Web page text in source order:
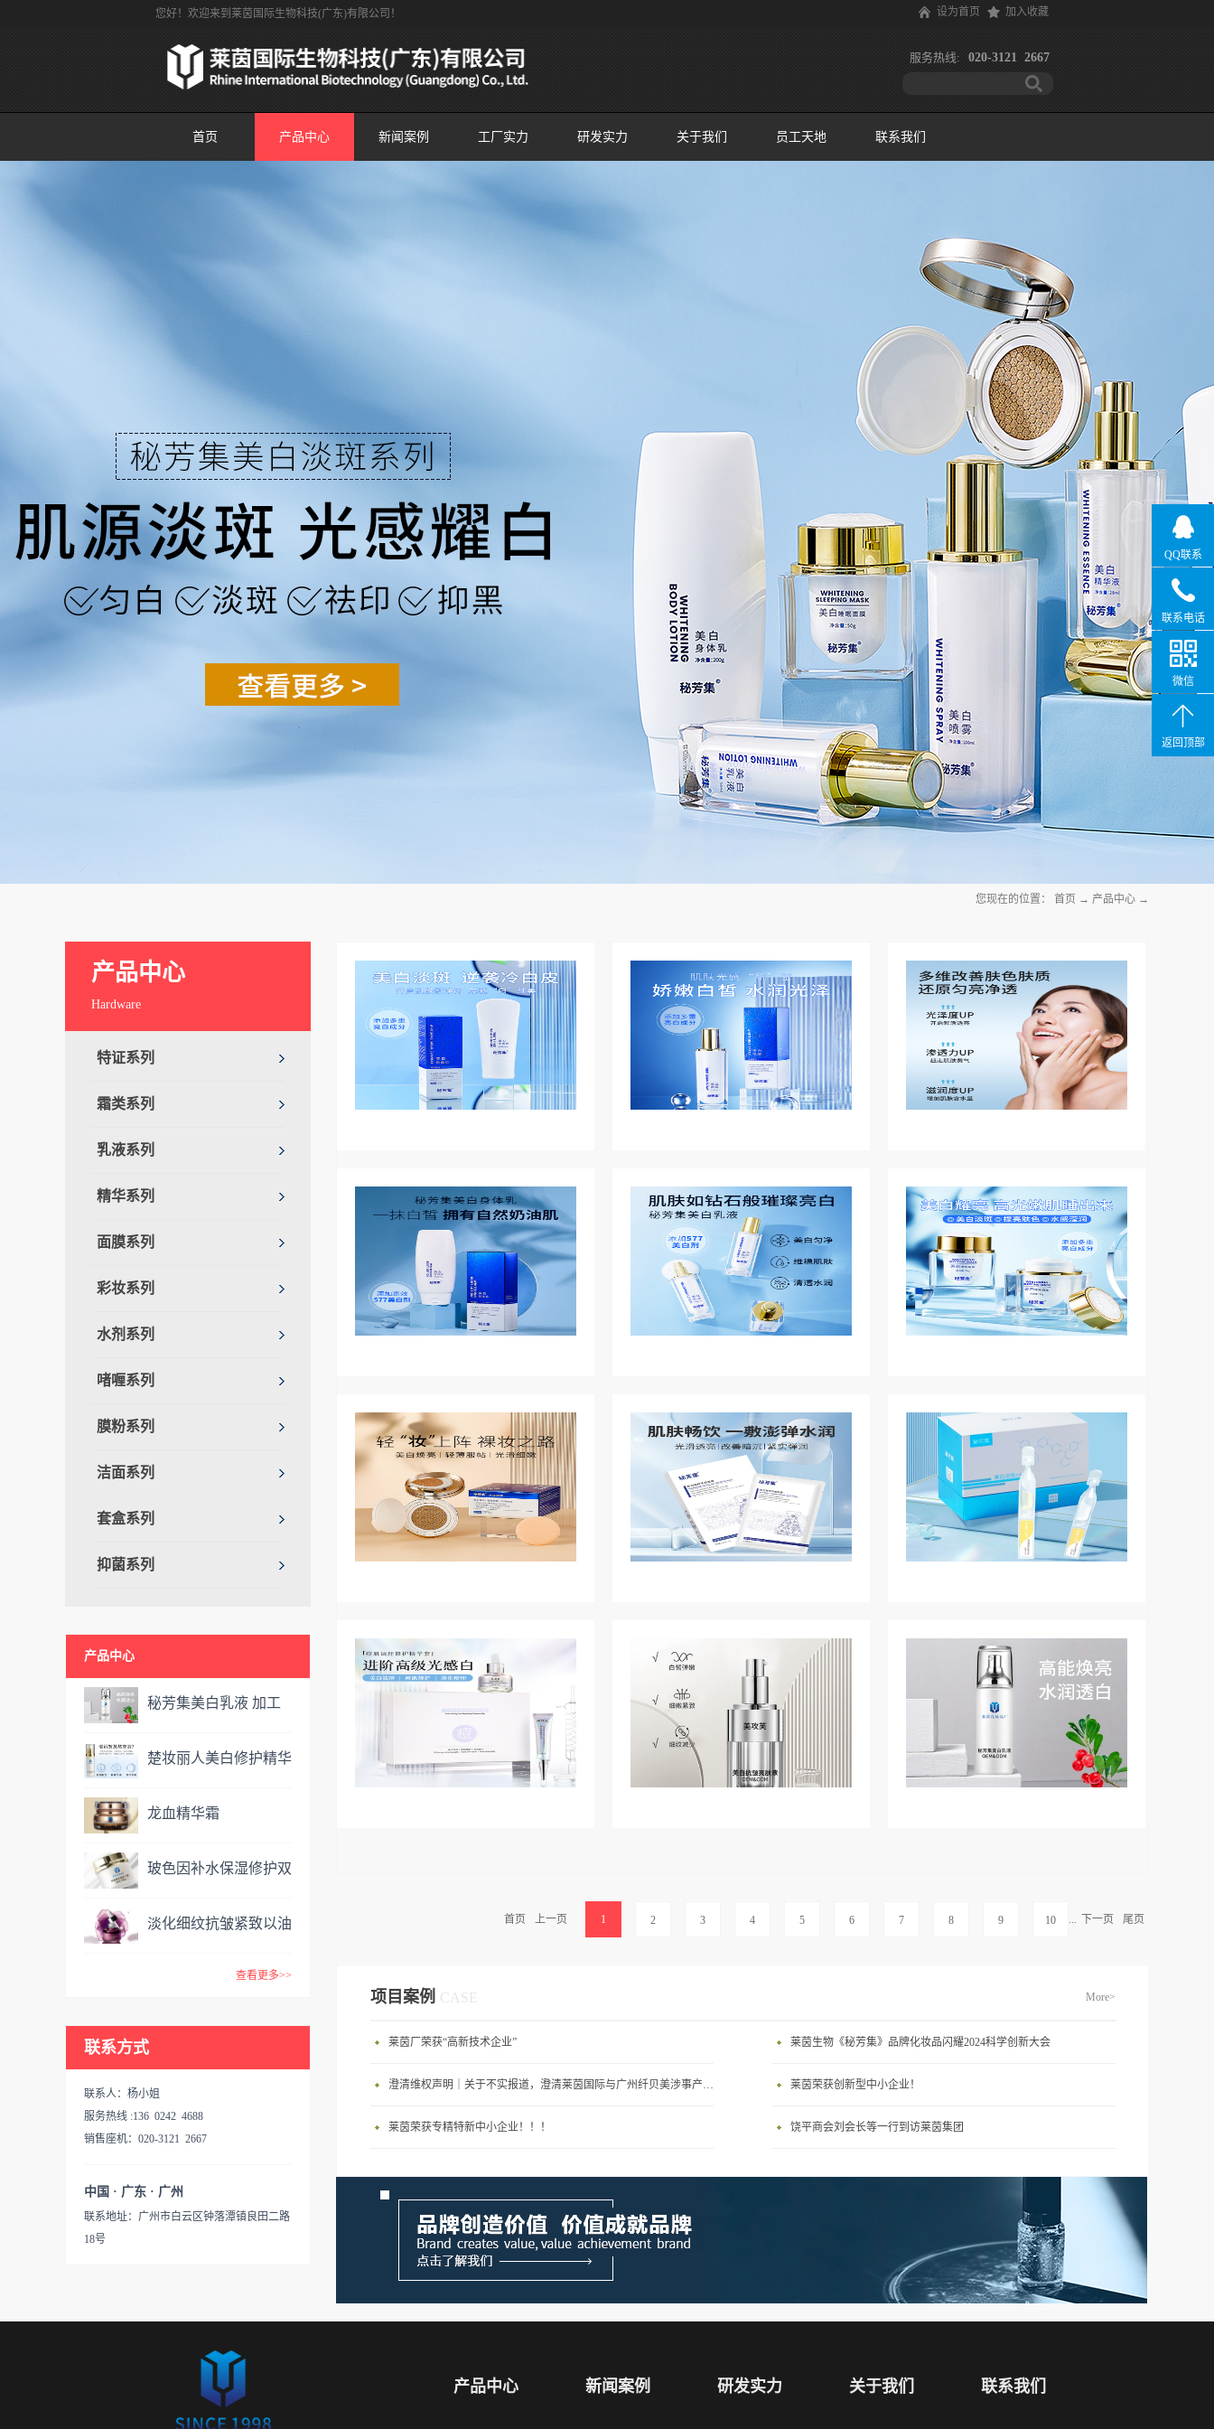
您好！欢迎来到莱茵国际生物科技(广东)有限公司！ 设为首页 加入收藏
服务热线: 020-3121 2667
首页 产品中心 新闻案例 工厂实力 研发实力 关于我们 员工天地 联系我们
您现在的位置： 首页 → 产品中心 →
产品中心
Hardware
特证系列
霜类系列
乳液系列
精华系列
面膜系列
彩妆系列
水剂系列
啫喱系列
膜粉系列
洁面系列
套盒系列
抑菌系列
产品中心
秘芳集美白乳液 加工
楚妆丽人美白修护精华
龙血精华霜
玻色因补水保湿修护双
VC精华霜
淡化细纹抗皱紧致以油
查看更多>>
联系方式
联系人：杨小姐
服务热线 :136 0242 4688
销售座机：020-3121 2667
中国 · 广东 · 广州
联系地址：广州市白云区钟落潭镇良田二路
18号
首页 上一页 1 2 3 4 5 6 7 8 9 10 ... 下一页 尾页
项目案例 CASE More>
莱茵厂荣获“高新技术企业” 莱茵生物《秘芳集》品牌化妆品闪耀2024科学创新大会
澄清维权声明｜关于不实报道，澄清莱茵国际与广州纤贝美涉事产品及处罚主体无任何关联 莱茵荣获创新型中小企业！
莱茵荣获专精特新中小企业！！！ 饶平商会刘会长等一行到访莱茵集团
产品中心 新闻案例 研发实力 关于我们 联系我们
QQ联系
联系电话
微信
返回顶部